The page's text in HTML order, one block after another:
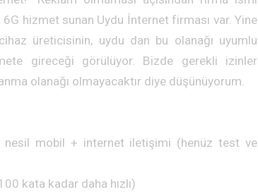
hizmet sunan Uydu İnternet firması var. Yine
üreticisinin, uydu dan bu olanağı uyumlu
gireceği görülüyor. Bizde gerekli izinler
olanağı olmayacaktır diye düşünüyorum.
mobil + internet iletişimi (henüz test ve
kata kadar daha hızlı)